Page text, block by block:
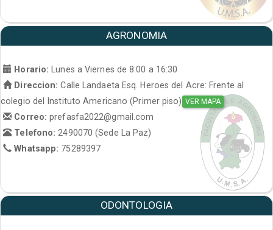
AGRONOMIA
Horario:
Lunes a Viernes de 8:00 a 16:30
Direccion: Calle Landaeta Esq. Heroes del Acre: Frente al
colegio del Instituto Americano (Primer piso) VER MAPA
Correo:prefasfa2022@gmail.com
Telefono: 2490070 (Sede La Paz)
Whatsapp: 75289397
ODONTOLOGIA